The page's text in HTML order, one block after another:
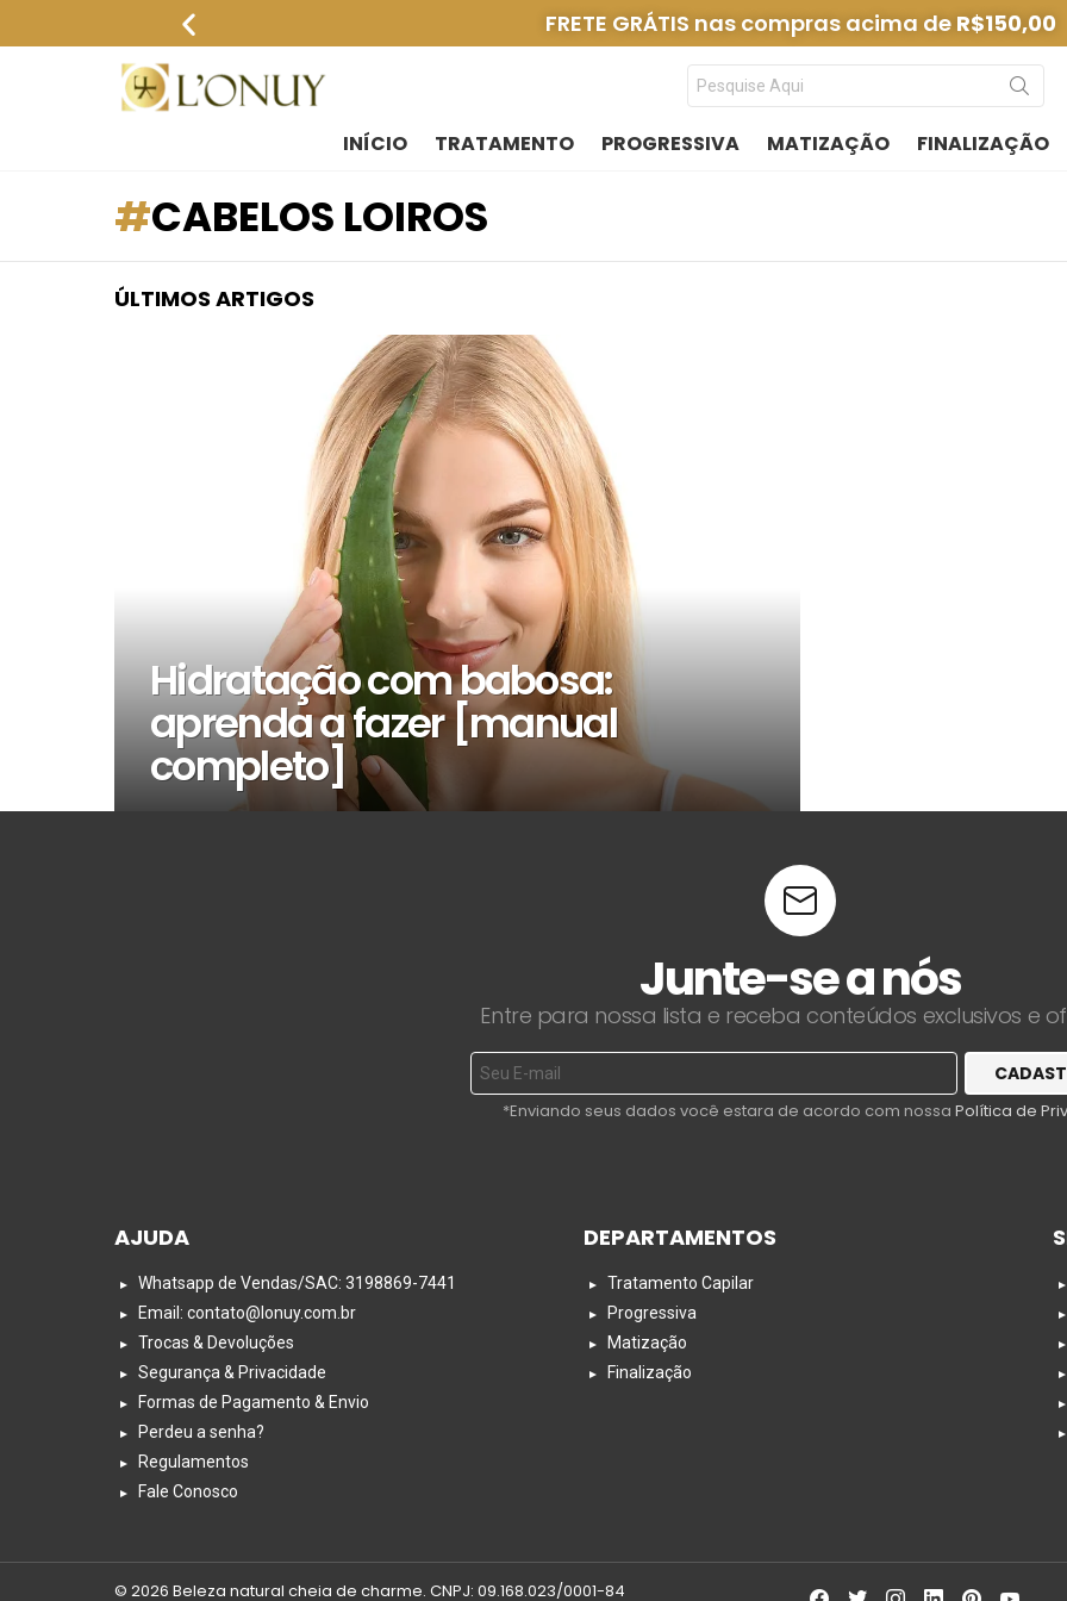
FRETE GRÁTIS nas compras acima de R$150,00
INÍCIO TRATAMENTO PROGRESSIVA MATIZAÇÃO FINALIZAÇÃO
CABELOS LOIROS
ÚLTIMOS ARTIGOS
Hidratação com babosa:
aprenda a fazer [manual
completo]
Junte-se a nós
Entre para nossa lista e receba conteúdos exclusivos e
*Enviando seus dados você estara de acordo com nossa Política de
AJUDA
Whatsapp de Vendas/SAC: 3198869-7441
Email: contato@lonuy.com.br
Trocas & Devoluções
Segurança & Privacidade
Formas de Pagamento & Envio
Perdeu a senha?
Regulamentos
Fale Conosco
DEPARTAMENTOS
Tratamento Capilar
Progressiva
Matização
Finalização
© 2026 Beleza natural cheia de charme. CNPJ: 09.168.023/0001-84